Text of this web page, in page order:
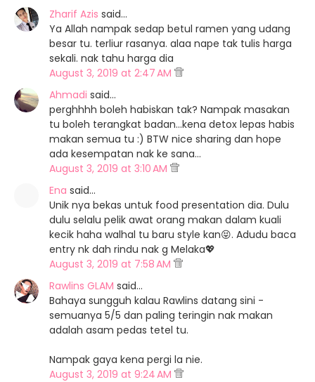
Zharif Azis said…
Ya Allah nampak sedap betul ramen yang udang
besar tu. terliur rasanya. alaa nape tak tulis harga
sekali. nak tahu harga dia
August 3, 2019 at 2:47 AM
Ahmadi said…
perghhhh boleh habiskan tak? Nampak masakan
tu boleh terangkat badan...kena detox lepas habis
makan semua tu :) BTW nice sharing dan hope
ada kesempatan nak ke sana...
August 3, 2019 at 3:10 AM
Ena said…
Unik nya bekas untuk food presentation dia. Dulu
dulu selalu pelik awat orang makan dalam kuali
kecik haha walhal tu baru style kan😝. Adudu baca
entry nk dah rindu nak g Melaka💖
August 3, 2019 at 7:58 AM
Rawlins GLAM said…
Bahaya sungguh kalau Rawlins datang sini -
semuanya 5/5 dan paling teringin nak makan
adalah asam pedas tetel tu.
Nampak gaya kena pergi la nie.
August 3, 2019 at 9:24 AM